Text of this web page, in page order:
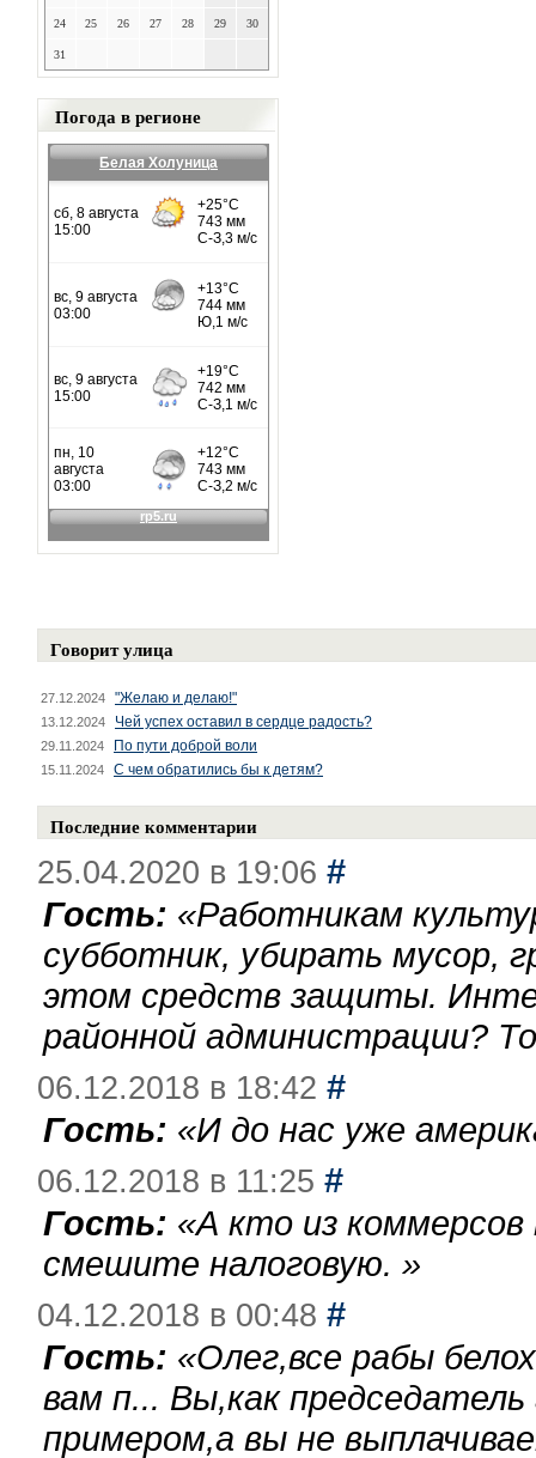
24 25 26 27 28 29 30
31
Погода в регионе
Белая Холуница
Говорит улица
27.12.2024 "Желаю и делаю!"
13.12.2024 Чей успех оставил в сердце радость?
29.11.2024 По пути доброй воли
15.11.2024 С чем обратились бы к детям?
Последние комментарии
25.04.2020 в 19:06 #
Гость: «Работникам
субботник, убирать мусор,
этом средств защиты.
районной администрации?
06.12.2018 в 18:42 #
Гость: «И до нас уже
06.12.2018 в 11:25 #
Гость: «А кто из
смешите налоговую. »
04.12.2018 в 00:48 #
Гость: «Олег,все рабы
вам п... Вы,как
примером,а вы не